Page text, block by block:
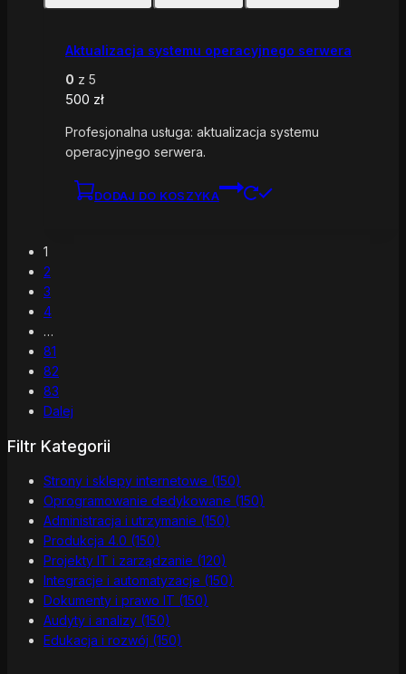
Aktualizacja systemu operacyjnego serwera
0 z 5
500 zł
Profesjonalna usługa: aktualizacja systemu
operacyjnego serwera.
DODAJ DO KOSZYKA
1
2
3
4
…
81
82
83
Dalej
Filtr Kategorii
Strony i sklepy internetowe (150)
Oprogramowanie dedykowane (150)
Administracja i utrzymanie (150)
Produkcja 4.0 (150)
Projekty IT i zarządzanie (120)
Integracje i automatyzacje (150)
Dokumenty i prawo IT (150)
Audyty i analizy (150)
Edukacja i rozwój (150)